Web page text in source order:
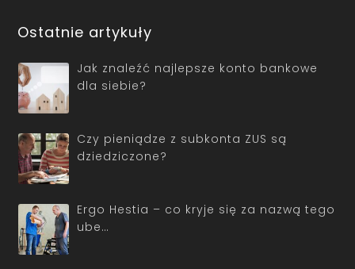
Ostatnie artykuły
Jak znaleźć najlepsze konto bankowe
dla siebie?
Czy pieniądze z subkonta ZUS są
dziedziczone?
Ergo Hestia – co kryje się za nazwą tego
ube…